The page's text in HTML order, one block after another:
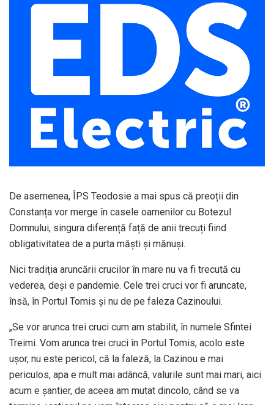
De asemenea, ÎPS Teodosie a mai spus că preoții din
Constanța vor merge în casele oamenilor cu Botezul
Domnului, singura diferență față de anii trecuți fiind
obligativitatea de a purta măști și mănuși.
Nici tradiția aruncării crucilor în mare nu va fi trecută cu
vederea, deși e pandemie. Cele trei cruci vor fi aruncate,
însă, în Portul Tomis și nu de pe faleza Cazinoului.
„Se vor arunca trei cruci cum am stabilit, în numele Sfintei
Treimi. Vom arunca trei cruci în Portul Tomis, acolo este
ușor, nu este pericol, că la faleză, la Cazinou e mai
periculos, apa e mult mai adâncă, valurile sunt mai mari, aici
acum e șantier, de aceea am mutat dincolo, când se va